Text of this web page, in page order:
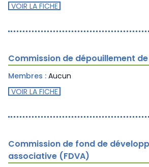
VOIR LA FICHE
Commission de dépouillement
Membres : Aucun
VOIR LA FICHE
Commission de fond de
associative (FDVA)